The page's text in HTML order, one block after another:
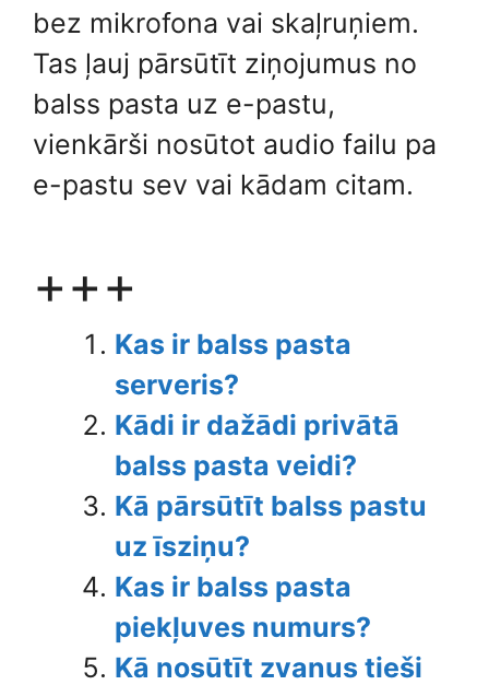
bez mikrofona vai skaļruņiem.
Tas ļauj pārsūtīt ziņojumus no
balss pasta uz e-pastu,
vienkārši nosūtot audio failu pa
e-pastu sev vai kādam citam.
+++
Kas ir balss pasta
serveris?
Kādi ir dažādi privātā
balss pasta veidi?
Kā pārsūtīt balss pastu
uz īsziņu?
Kas ir balss pasta
piekļuves numurs?
Kā nosūtīt zvanus tieši